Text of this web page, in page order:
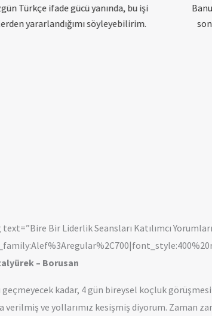
çocukluktan bugüne geldiğim yolu tekrar
gördüm. Bu kadar kısa sürede etkisini
Bir Liderlik Seansları Katılımcı
– Borusan
kadar, 4 gün bireysel koçluk
verilmiş ve yollarımız kesişmiş diyorum. Zaman